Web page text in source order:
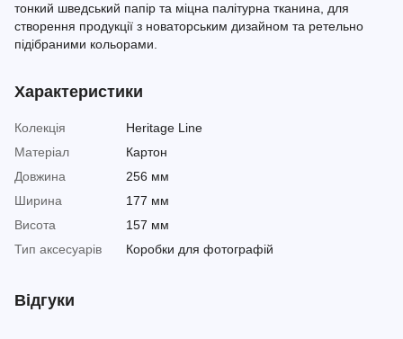
тонкий шведський папір та міцна палітурна тканина, для
створення продукції з новаторським дизайном та ретельно
підібраними кольорами.
Характеристики
Колекція
Heritage Line
Матеріал
Картон
Довжина
256 мм
Ширина
177 мм
Висота
157 мм
Тип аксесуарів
Коробки для фотографій
Відгуки